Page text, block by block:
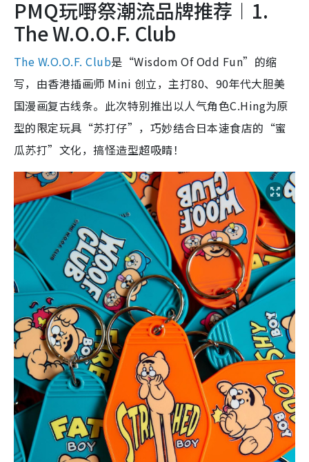
PMQ玩嘢祭潮流品牌推荐︱1.
The W.O.O.F. Club
The W.O.O.F. Club是“Wisdom Of Odd Fun”的缩
写，由香港插画师 Mini 创立，主打80、90年代大胆美
国漫画复古线条。此次特别推出以人气角色C.Hing为原
型的限定玩具“苏打仔”，巧妙结合日本速食店的“蜜
瓜苏打”文化，搞怪造型超吸睛！